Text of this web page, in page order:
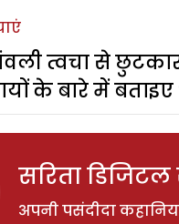
त्वचा से
के बारे में बताइए
सरिता
अपनी पसंदीदा